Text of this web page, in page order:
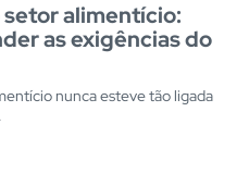
alimentício:
as exigências do
nunca esteve tão ligada